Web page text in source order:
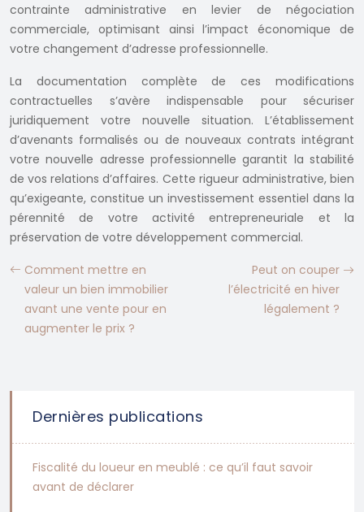
contrainte administrative en levier de négociation
commerciale, optimisant ainsi l’impact économique de
votre changement d’adresse professionnelle.
La documentation complète de ces modifications
contractuelles s’avère indispensable pour sécuriser
juridiquement votre nouvelle situation. L’établissement
d’avenants formalisés ou de nouveaux contrats intégrant
votre nouvelle adresse professionnelle garantit la stabilité
de vos relations d’affaires. Cette rigueur administrative, bien
qu’exigeante, constitue un investissement essentiel dans la
pérennité de votre activité entrepreneuriale et la
préservation de votre développement commercial.
Comment mettre en
valeur un bien immobilier
avant une vente pour en
augmenter le prix ?
Peut on couper
l’électricité en hiver
légalement ?
Dernières publications
Fiscalité du loueur en meublé : ce qu’il faut savoir
avant de déclarer